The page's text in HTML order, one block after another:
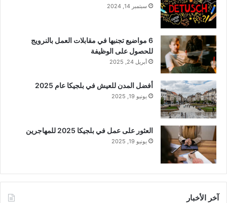
سبتمبر 14, 2024
6 مواضيع تجنبها في مقابلات العمل بالنرويج
للحصول على الوظيفة
أبريل 24, 2025
أفضل المدن للعيش في بلجيكا عام 2025
يونيو 19, 2025
العثور على عمل في بلجيكا 2025 للمهاجرين
يونيو 19, 2025
آخر الأخبار